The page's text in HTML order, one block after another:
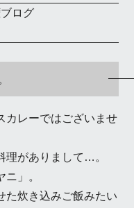
ログ
カレーではございませ
理がありまして…。
」。
た炊き込みご飯みたい